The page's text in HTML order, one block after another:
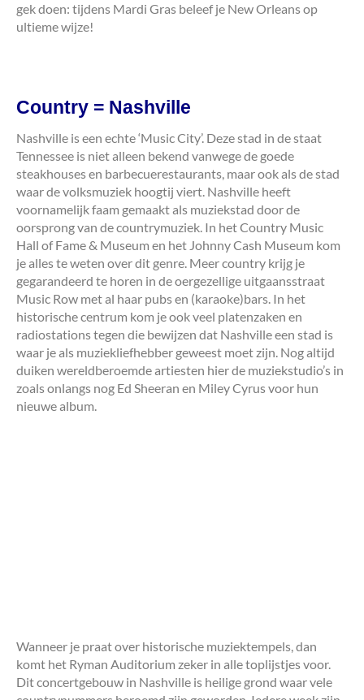
gek doen: tijdens Mardi Gras beleef je New Orleans op
ultieme wijze!
Country = Nashville
Nashville is een echte ‘Music City’. Deze stad in de staat
Tennessee is niet alleen bekend vanwege de goede
steakhouses en barbecuerestaurants, maar ook als de stad
waar de volksmuziek hoogtij viert. Nashville heeft
voornamelijk faam gemaakt als muziekstad door de
oorsprong van de countrymuziek. In het Country Music
Hall of Fame & Museum en het Johnny Cash Museum kom
je alles te weten over dit genre. Meer country krijg je
gegarandeerd te horen in de oergezellige uitgaansstraat
Music Row met al haar pubs en (karaoke)bars. In het
historische centrum kom je ook veel platenzaken en
radiostations tegen die bewijzen dat Nashville een stad is
waar je als muziekliefhebber geweest moet zijn. Nog altijd
duiken wereldberoemde artiesten hier de muziekstudio’s in
zoals onlangs nog Ed Sheeran en Miley Cyrus voor hun
nieuwe album.
Wanneer je praat over historische muziektempels, dan
komt het Ryman Auditorium zeker in alle toplijstjes voor.
Dit concertgebouw in Nashville is heilige grond waar vele